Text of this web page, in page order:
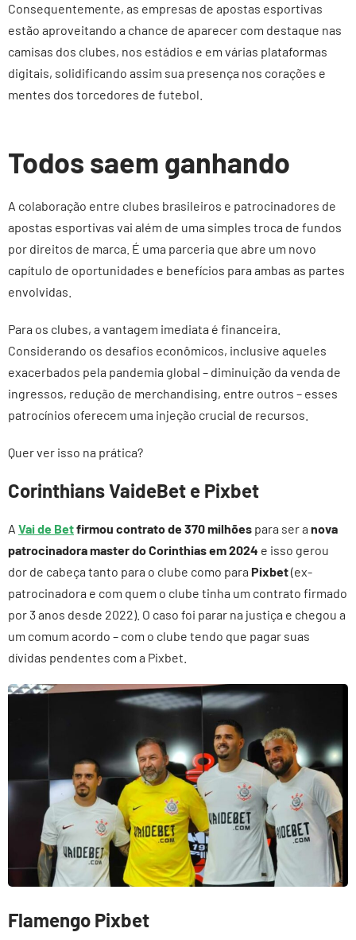
Consequentemente, as empresas de apostas esportivas
estão aproveitando a chance de aparecer com destaque nas
camisas dos clubes, nos estádios e em várias plataformas
digitais, solidificando assim sua presença nos corações e
mentes dos torcedores de futebol.
Todos saem ganhando
A colaboração entre clubes brasileiros e patrocinadores de
apostas esportivas vai além de uma simples troca de fundos
por direitos de marca. É uma parceria que abre um novo
capítulo de oportunidades e benefícios para ambas as partes
envolvidas.
Para os clubes, a vantagem imediata é financeira.
Considerando os desafios econômicos, inclusive aqueles
exacerbados pela pandemia global – diminuição da venda de
ingressos, redução de merchandising, entre outros – esses
patrocínios oferecem uma injeção crucial de recursos.
Quer ver isso na prática?
Corinthians VaideBet e Pixbet
A Vai de Betfirmou contrato de 370 milhões para ser a nova
patrocinadora master do Corinthias em 2024 e isso gerou
dor de cabeça tanto para o clube como para Pixbet(ex-
patrocinadora e com quem o clube tinha um contrato firmado
por 3 anos desde 2022). O caso foi parar na justiça e chegou a
um comum acordo – com o clube tendo que pagar suas
dívidas pendentes com a Pixbet.
Flamengo Pixbet